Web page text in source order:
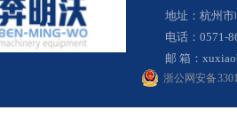
地址：杭州
电话：
邮 箱：
浙公网安备